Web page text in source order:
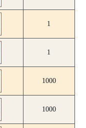
1
1
1000
1000